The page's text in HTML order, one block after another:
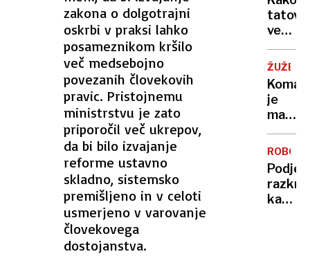
zakona o dolgotrajni
oskrbi v praksi lahko
posameznikom kršilo
več medsebojno
povezanih človekovih
pravic. Pristojnemu
ministrstvu je zato
priporočil več ukrepov,
da bi bilo izvajanje
reforme ustavno
skladno, sistemsko
premišljeno in v celoti
usmerjeno v varovanje
človekovega
dostojanstva.
tatovi
vedo,
da
vas
ni
doma?
za
pred
je
manj
kot
– in
to ni
dobra
novica
ROBOTI
kako